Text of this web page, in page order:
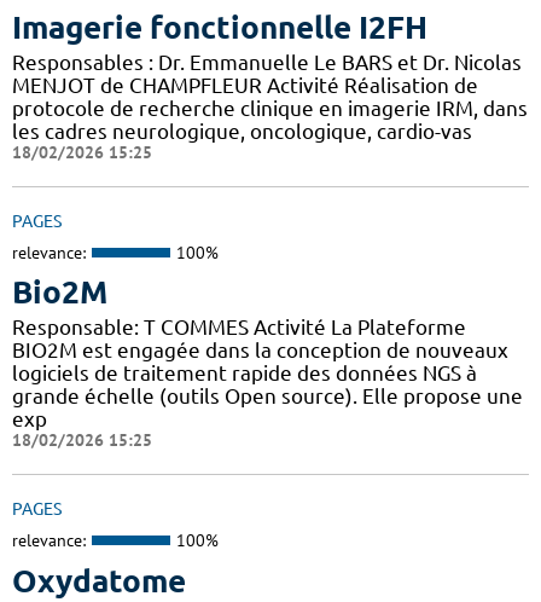
Imagerie fonctionnelle I2FH
Responsables : Dr. Emmanuelle Le BARS et Dr. Nicolas
MENJOT de CHAMPFLEUR Activité Réalisation de
protocole de recherche clinique en imagerie IRM, dans
les cadres neurologique, oncologique, cardio-vas
18/02/2026 15:25
PAGES
relevance: 100%
Bio2M
Responsable: T COMMES Activité La Plateforme
BIO2M est engagée dans la conception de nouveaux
logiciels de traitement rapide des données NGS à
grande échelle (outils Open source). Elle propose une
exp
18/02/2026 15:25
PAGES
relevance: 100%
Oxydatome